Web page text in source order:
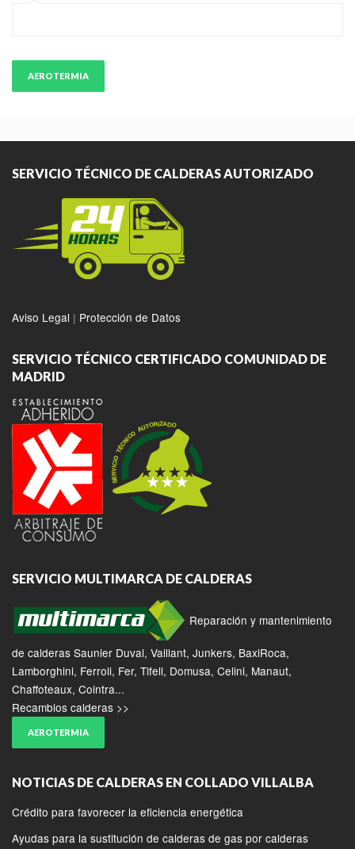
AEROTERMIA
SERVICIO TÉCNICO DE CALDERAS AUTORIZADO
Aviso Legal | Protección de Datos
SERVICIO TÉCNICO CERTIFICADO COMUNIDAD DE
MADRID
SERVICIO MULTIMARCA DE CALDERAS
Reparación y mantenimiento
de calderas Saunier Duval, Vaillant, Junkers, BaxiRoca,
Lamborghini, Ferroli, Fer, Tifell, Domusa, Celini, Manaut,
Chaffoteaux, Cointra...
Recambios calderas >>
AEROTERMIA
NOTICIAS DE CALDERAS EN COLLADO VILLALBA
Crédito para favorecer la eficiencia energética
Ayudas para la sustitución de calderas de gas por calderas